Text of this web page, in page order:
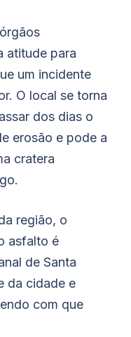
atitude para
um incidente
O local se torna
dos dias o
erosão e pode a
cratera
região, o
asfalto é
de Santa
da cidade e
com que